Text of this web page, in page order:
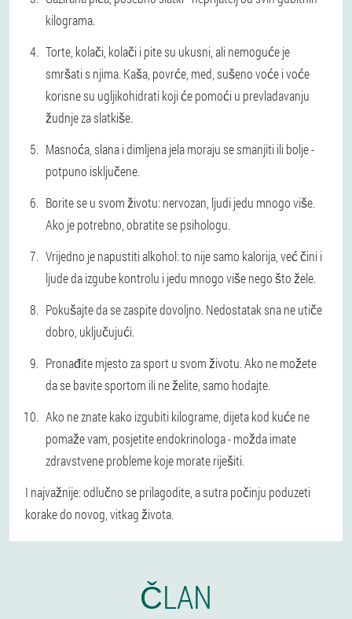
kilograma.
Torte, kolači, kolači i pite su ukusni, ali nemoguće je
smršati s njima. Kaša, povrće, med, sušeno voće i voće
korisne su ugljikohidrati koji će pomoći u prevladavanju
žudnje za slatkiše.
Masnoća, slana i dimljena jela moraju se smanjiti ili bolje -
potpuno isključene.
Borite se u svom životu: nervozan, ljudi jedu mnogo više.
Ako je potrebno, obratite se psihologu.
Vrijedno je napustiti alkohol: to nije samo kalorija, već čini i
ljude da izgube kontrolu i jedu mnogo više nego što žele.
Pokušajte da se zaspite dovoljno. Nedostatak sna ne utiče
dobro, uključujući.
Pronađite mjesto za sport u svom životu. Ako ne možete
da se bavite sportom ili ne želite, samo hodajte.
Ako ne znate kako izgubiti kilograme, dijeta kod kuće ne
pomaže vam, posjetite endokrinologa - možda imate
zdravstvene probleme koje morate riješiti.
I najvažnije: odlučno se prilagodite, a sutra počinju poduzeti
korake do novog, vitkag života.
ČLAN